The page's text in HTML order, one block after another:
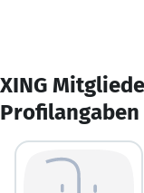
XING
Profilangaben